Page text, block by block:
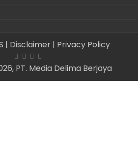
| Disclaimer | Privacy Policy
PT. Media Delima Berjaya